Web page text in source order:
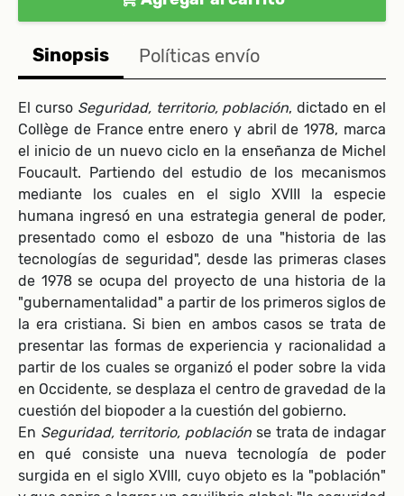
Sinopsis Políticas envío
El curso Seguridad, territorio, población, dictado en el
Collège de France entre enero y abril de 1978, marca
el inicio de un nuevo ciclo en la enseñanza de Michel
Foucault. Partiendo del estudio de los mecanismos
mediante los cuales en el siglo XVIII la especie
humana ingresó en una estrategia general de poder,
presentado como el esbozo de una "historia de las
tecnologías de seguridad", desde las primeras clases
de 1978 se ocupa del proyecto de una historia de la
"gubernamentalidad" a partir de los primeros siglos de
la era cristiana. Si bien en ambos casos se trata de
presentar las formas de experiencia y racionalidad a
partir de los cuales se organizó el poder sobre la vida
en Occidente, se desplaza el centro de gravedad de la
cuestión del biopoder a la cuestión del gobierno.
En Seguridad, territorio, población se trata de indagar
en qué consiste una nueva tecnología de poder
surgida en el siglo XVIII, cuyo objeto es la "población"